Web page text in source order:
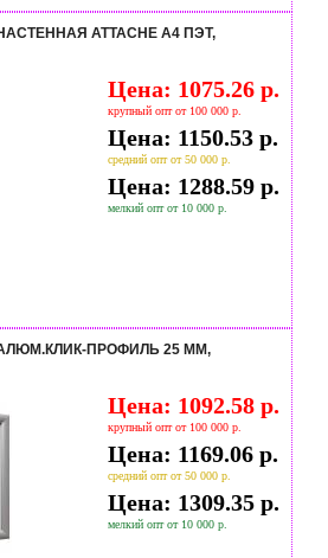
ATTACHE А4 ПЭТ,
Цена: 1075.26 р.
крупный опт от 100 000 р.
Цена: 1150.53 р.
средний опт от 50 000 р.
Цена: 1288.59 р.
мелкий опт от 10 000 р.
АЛЮМ.КЛИК-ПРОФИЛЬ 25 ММ,
Цена: 1092.58 р.
крупный опт от 100 000 р.
Цена: 1169.06 р.
средний опт от 50 000 р.
Цена: 1309.35 р.
мелкий опт от 10 000 р.